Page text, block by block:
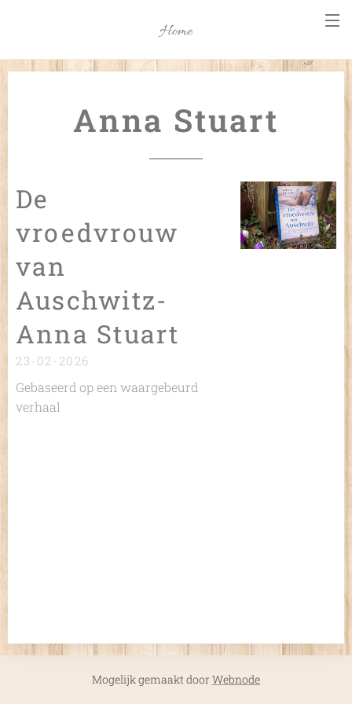
Home
Anna Stuart
De
vroedvrouw
van
Auschwitz-
Anna Stuart
23-02-2026
Gebaseerd op een waargebeurd
verhaal
Mogelijk gemaakt doorWebnode